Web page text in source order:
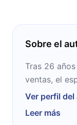
Sobre el
Tras 26
ventas, el
gestiona,
fundó
Ver perfil del
Leer más